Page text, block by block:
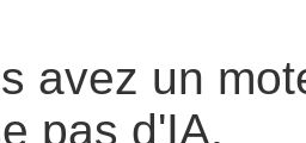
avez un
pas d'IA.